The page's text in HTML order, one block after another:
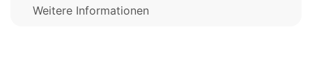
Weitere Informationen